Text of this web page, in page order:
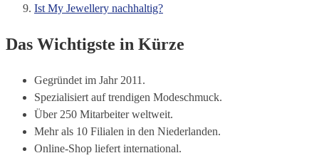
Ist My Jewellery nachhaltig?
Das Wichtigste in Kürze
Gegründet im Jahr 2011.
Spezialisiert auf trendigen Modeschmuck.
Über 250 Mitarbeiter weltweit.
Mehr als 10 Filialen in den Niederlanden.
Online-Shop liefert international.